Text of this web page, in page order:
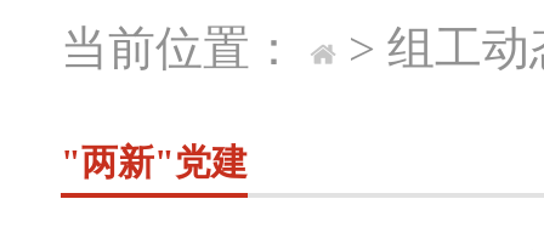
当前位置： > 组工动
"两新"党建